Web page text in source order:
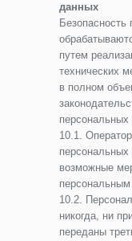
данных
путем
технических
в полном
10.1.
возможные
10.2.
никогда, ни
переданы